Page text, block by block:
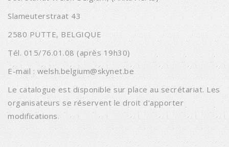
Slameuterstraat 43
2580 PUTTE, BELGIQUE
Tél. 015/76.01.08 (après 19h30)
E-mail : welsh.belgium@skynet.be
Le catalogue est disponible sur place au secrétariat. Les
organisateurs se réservent le droit d'apporter
modifications.